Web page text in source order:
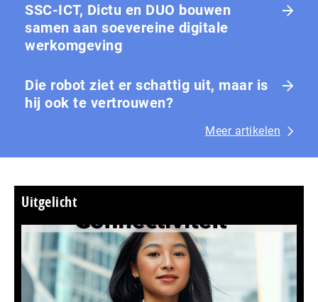
SSC-ICT, Dictu en DUO bouwen
samen aan soevereine digitale
werkomgeving
Die robot ziet er schattig uit, maar is
hij ook te vertrouwen?
Meer artikelen
Uitgelicht